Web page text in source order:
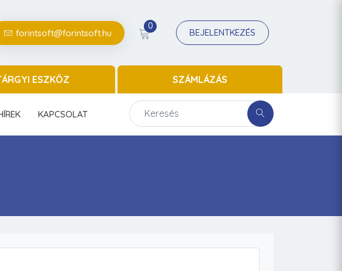
forintsoft@forintsoft.hu
0
BEJELENTKEZÉS
ESZKÖZ SZÁMLÁZÁS
KAPCSOLAT